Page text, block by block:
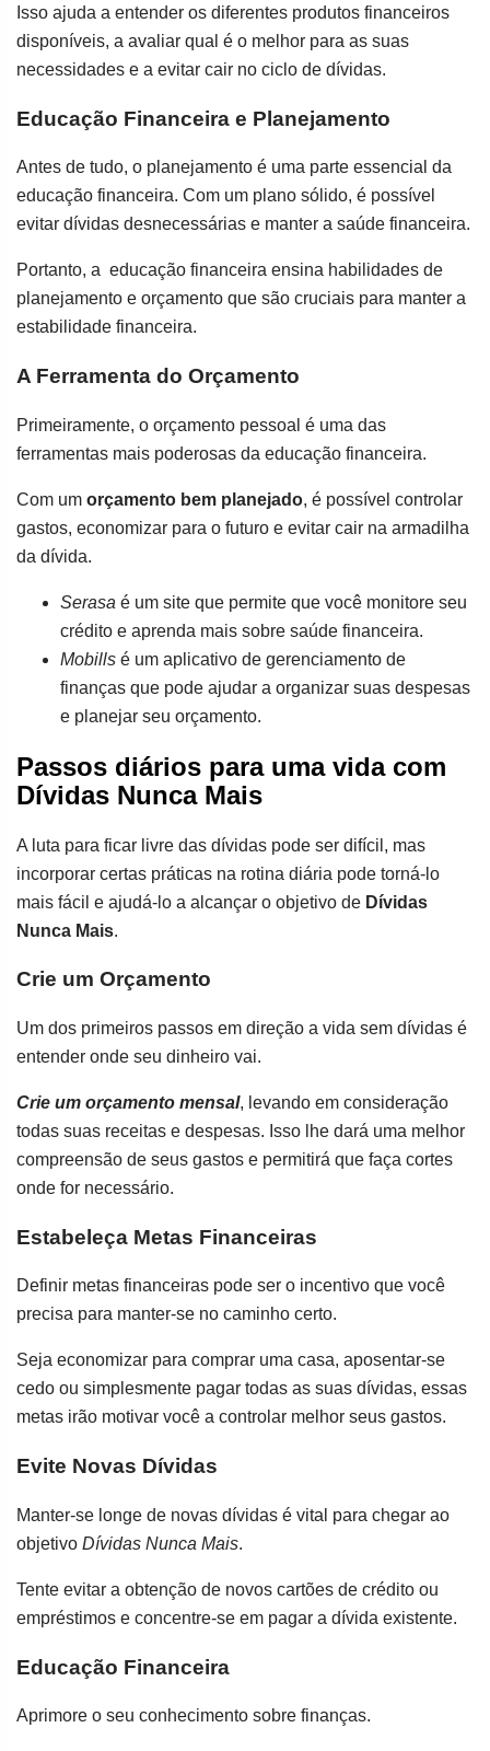
Isso ajuda a entender os diferentes produtos financeiros
disponíveis, a avaliar qual é o melhor para as suas
necessidades e a evitar cair no ciclo de dívidas.
Educação Financeira e Planejamento
Antes de tudo, o planejamento é uma parte essencial da
educação financeira. Com um plano sólido, é possível
evitar dívidas desnecessárias e manter a saúde financeira.
Portanto, a educação financeira ensina habilidades de
planejamento e orçamento que são cruciais para manter a
estabilidade financeira.
A Ferramenta do Orçamento
Primeiramente, o orçamento pessoal é uma das
ferramentas mais poderosas da educação financeira.
Com um orçamento bem planejado, é possível controlar
gastos, economizar para o futuro e evitar cair na armadilha
da dívida.
Serasa é um site que permite que você monitore seu
crédito e aprenda mais sobre saúde financeira.
Mobills é um aplicativo de gerenciamento de
finanças que pode ajudar a organizar suas despesas
e planejar seu orçamento.
Passos diários para uma vida com
Dívidas Nunca Mais
A luta para ficar livre das dívidas pode ser difícil, mas
incorporar certas práticas na rotina diária pode torná-lo
mais fácil e ajudá-lo a alcançar o objetivo de Dívidas
Nunca Mais.
Crie um Orçamento
Um dos primeiros passos em direção a vida sem dívidas é
entender onde seu dinheiro vai.
Crie um orçamento mensal, levando em consideração
todas suas receitas e despesas. Isso lhe dará uma melhor
compreensão de seus gastos e permitirá que faça cortes
onde for necessário.
Estabeleça Metas Financeiras
Definir metas financeiras pode ser o incentivo que você
precisa para manter-se no caminho certo.
Seja economizar para comprar uma casa, aposentar-se
cedo ou simplesmente pagar todas as suas dívidas, essas
metas irão motivar você a controlar melhor seus gastos.
Evite Novas Dívidas
Manter-se longe de novas dívidas é vital para chegar ao
objetivo Dívidas Nunca Mais.
Tente evitar a obtenção de novos cartões de crédito ou
empréstimos e concentre-se em pagar a dívida existente.
Educação Financeira
Aprimore o seu conhecimento sobre finanças.